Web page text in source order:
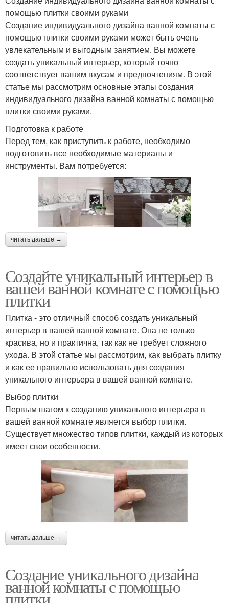
помощью плитки своими руками
Создание индивидуального дизайна ванной комнаты с
помощью плитки своими руками может быть очень
увлекательным и выгодным занятием. Вы можете
создать уникальный интерьер, который точно
соответствует вашим вкусам и предпочтениям. В этой
статье мы рассмотрим основные этапы создания
индивидуального дизайна ванной комнаты с помощью
плитки своими руками.
Подготовка к работе
Перед тем, как приступить к работе, необходимо
подготовить все необходимые материалы и
инструменты. Вам потребуется:
читать дальше →
Создайте уникальный интерьер в
вашей ванной комнате с помощью
плитки
Плитка - это отличный способ создать уникальный
интерьер в вашей ванной комнате. Она не только
красива, но и практична, так как не требует сложного
ухода. В этой статье мы рассмотрим, как выбрать плитку
и как ее правильно использовать для создания
уникального интерьера в вашей ванной комнате.
Выбор плитки
Первым шагом к созданию уникального интерьера в
вашей ванной комнате является выбор плитки.
Существует множество типов плитки, каждый из которых
имеет свои особенности.
читать дальше →
Создание уникального дизайна
ванной комнаты с помощью